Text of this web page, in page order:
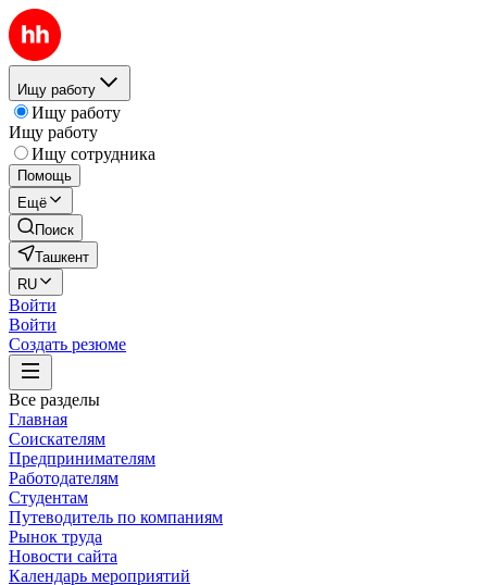
Ищу работу
Ищу работу
Ищу работу
Ищу сотрудника
Помощь
Ещё
Поиск
Ташкент
RU
Войти
Войти
Создать резюме
Все разделы
Главная
Соискателям
Предпринимателям
Работодателям
Студентам
Путеводитель по компаниям
Рынок труда
Новости сайта
Календарь мероприятий